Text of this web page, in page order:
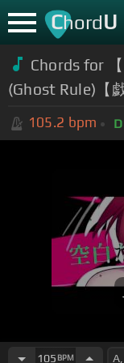
ChordU
Chords for
(Ghost Rule)【
105.2 bpm D
105 BPM